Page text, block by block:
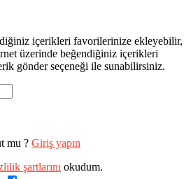
içerikleri favorilerinize ekleyebilir,
üzerinde beğendiğiniz içerikleri
gönder seçeneği ile sunabilirsiniz.
mu ? Giriş yapın
şartlarını okudum.